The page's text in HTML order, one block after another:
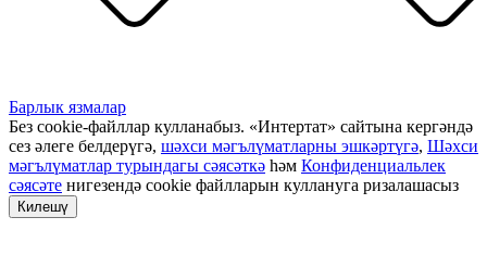
Барлык язмалар
Без cookie-файллар кулланабыз. «Интертат» сайтына кергәндә
сез әлеге белдерүгә, шәхси мәгълүматларны эшкәртүгә, Шәхси
мәгълүматлар турындагы сәясәткә һәм Конфиденциальлек
сәясәте нигезендә cookie файлларын куллануга ризалашасыз
Килешү